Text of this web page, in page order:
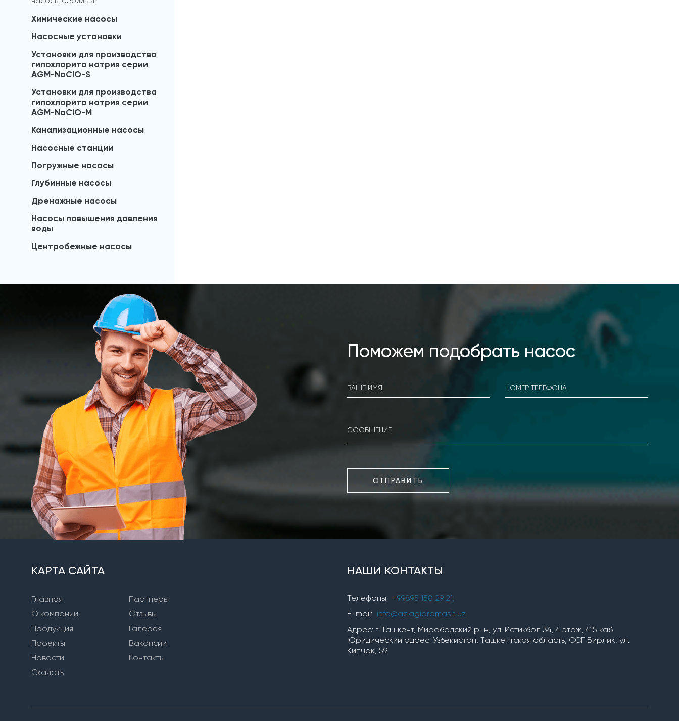
Химические насосы
Насосные установки
Установки для производства
гипохлорита натрия серии
AGM-NaClO-S
Установки для производства
гипохлорита натрия серии
AGM-NaClO-M
Канализационные насосы
Насосные станции
Погружные насосы
Глубинные насосы
Дренажные насосы
Насосы повышения давления
воды
Центробежные насосы
Поможем подобрать насос
ОТПРАВИТЬ
КАРТА САЙТА
Главная
О компании
Продукция
Проекты
Новости
Скачать
Партнеры
Отзывы
Галерея
Вакансии
Контакты
НАШИ КОНТАКТЫ
Телефоны: +99895 158 29 21;
E-mail: info@aziagidromash.uz
Адрес: г. Ташкент, Мирабадский р-н, ул. Истикбол 34, 4 этаж, 415 каб.
Юридический адрес: Узбекистан, Ташкентская область, ССГ Бирлик, ул.
Кипчак, 59